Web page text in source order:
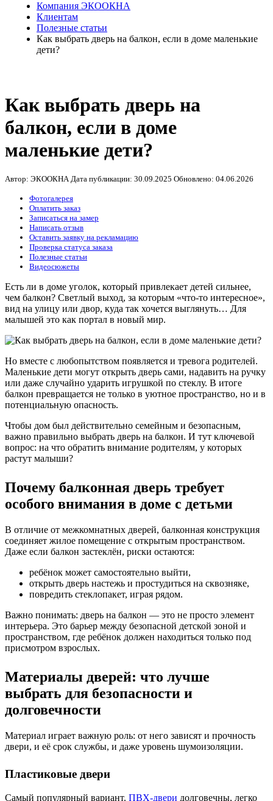
Компания ЭКООКНА
Клиентам
Полезные статьи
Как выбрать дверь на балкон, если в доме маленькие
дети?
Как выбрать дверь на
балкон, если в доме
маленькие дети?
Автор: ЭКООКНА Дата публикации: 30.09.2025 Обновлено: 04.06.2026
Фотогалерея
Оплатить заказ
Записаться на замер
Написать отзыв
Оставить заявку на рекламацию
Проверка статуса заказа
Полезные статьи
Видеосюжеты
Есть ли в доме уголок, который привлекает детей сильнее,
чем балкон? Светлый выход, за которым «что-то интересное»,
вид на улицу или двор, куда так хочется выглянуть… Для
малышей это как портал в новый мир.
Но вместе с любопытством появляется и тревога родителей.
Маленькие дети могут открыть дверь сами, надавить на ручку
или даже случайно ударить игрушкой по стеклу. В итоге
балкон превращается не только в уютное пространство, но и в
потенциальную опасность.
Чтобы дом был действительно семейным и безопасным,
важно правильно выбрать дверь на балкон. И тут ключевой
вопрос: на что обратить внимание родителям, у которых
растут малыши?
Почему балконная дверь требует
особого внимания в доме с детьми
В отличие от межкомнатных дверей, балконная конструкция
соединяет жилое помещение с открытым пространством.
Даже если балкон застеклён, риски остаются:
ребёнок может самостоятельно выйти,
открыть дверь настежь и простудиться на сквозняке,
повредить стеклопакет, играя рядом.
Важно понимать: дверь на балкон — это не просто элемент
интерьера. Это барьер между безопасной детской зоной и
пространством, где ребёнок должен находиться только под
присмотром взрослых.
Материалы дверей: что лучше
выбрать для безопасности и
долговечности
Материал играет важную роль: от него зависят и прочность
двери, и её срок службы, и даже уровень шумоизоляции.
Пластиковые двери
Самый популярный вариант. ПВХ-двери долговечны, легко